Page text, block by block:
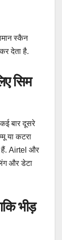
स्कैन
देता है.
सिम
बार दूसरे
या कटरा
Airtel और
और डेटा
भीड़